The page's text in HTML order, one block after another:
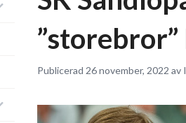
”storebror”
Publicerad 26 november, 2022 av